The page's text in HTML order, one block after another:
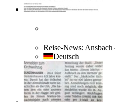
Reise-News:
Deutsch